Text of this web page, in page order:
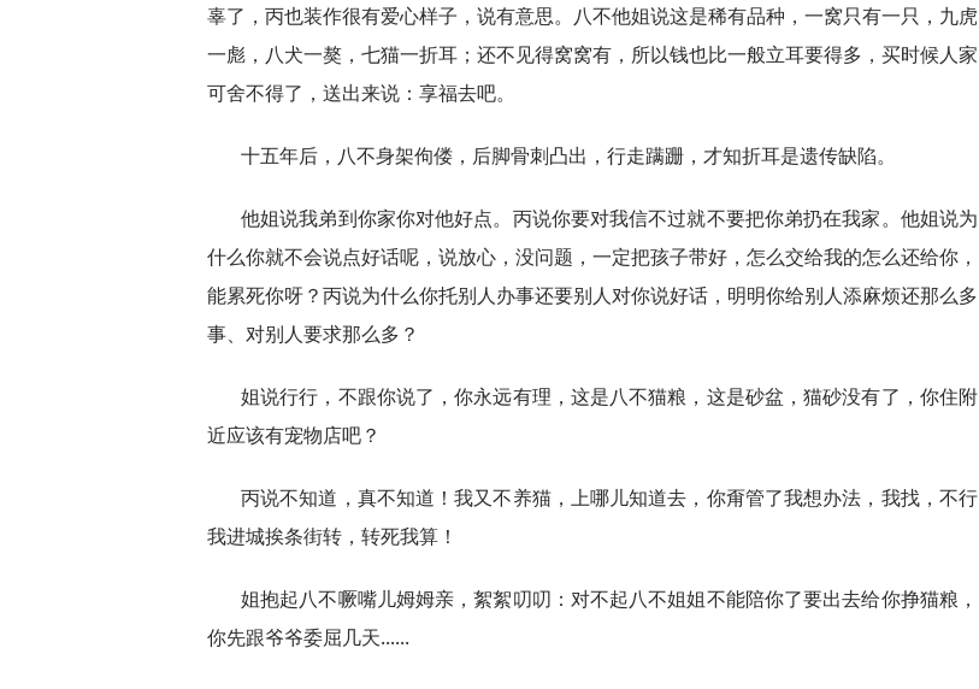
辜了，丙也装作很有爱心样子，说有意思。八不他姐说这是稀有品种，一窝只有一只，九虎
一彪，八犬一獒，七猫一折耳；还不见得窝窝有，所以钱也比一般立耳要得多，买时候人家
可舍不得了，送出来说：享福去吧。
十五年后，八不身架佝偻，后脚骨刺凸出，行走蹒跚，才知折耳是遗传缺陷。
他姐说我弟到你家你对他好点。丙说你要对我信不过就不要把你弟扔在我家。他姐说为
什么你就不会说点好话呢，说放心，没问题，一定把孩子带好，怎么交给我的怎么还给你，
能累死你呀？丙说为什么你托别人办事还要别人对你说好话，明明你给别人添麻烦还那么多
事、对别人要求那么多？
姐说行行，不跟你说了，你永远有理，这是八不猫粮，这是砂盆，猫砂没有了，你住附
近应该有宠物店吧？
丙说不知道，真不知道！我又不养猫，上哪儿知道去，你甭管了我想办法，我找，不行
我进城挨条街转，转死我算！
姐抱起八不噘嘴儿姆姆亲，絮絮叨叨：对不起八不姐姐不能陪你了要出去给你挣猫粮，
你先跟爷爷委屈几天......